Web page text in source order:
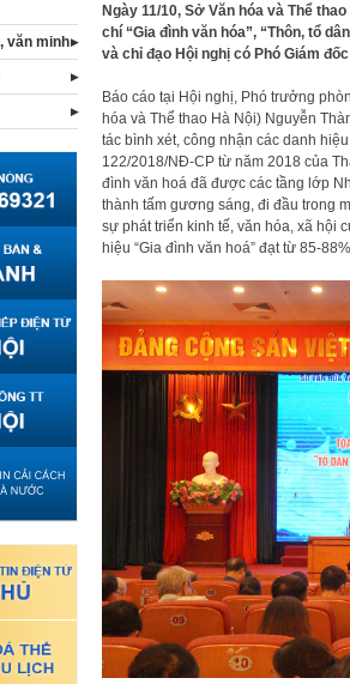
Ngày 11/10, Sở Văn hóa và Thể
chí “Gia đình văn hóa”, “Thôn, tổ
và chỉ đạo Hội nghị có Phó Giám
Báo cáo tại Hội nghị, Phó trưởng
hóa và Thể thao Hà Nội) Nguyễn
tác bình xét, công nhận các danh
122/2018/NĐ-CP từ năm 2018 của
đình văn hoá đã được các tầng lớp
thành tấm gương sáng, đi đầu trong
sự phát triển kinh tế, văn hóa, xã hội
hiệu “Gia đình văn hoá” đạt từ 85-
văn minh